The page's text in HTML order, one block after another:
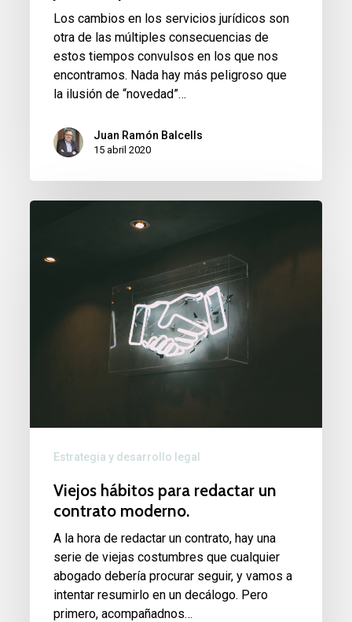
Los cambios en los servicios jurídicos son
otra de las múltiples consecuencias de
estos tiempos convulsos en los que nos
encontramos. Nada hay más peligroso que
la ilusión de “novedad”…
Juan Ramón Balcells
15 abril 2020
para
Estrategia y desarrollo legal
Viejos hábitos para redactar un
contrato moderno.
A la hora de redactar un contrato, hay una
serie de viejas costumbres que cualquier
abogado debería procurar seguir, y vamos a
intentar resumirlo en un decálogo. Pero
primero, acompañadnos…